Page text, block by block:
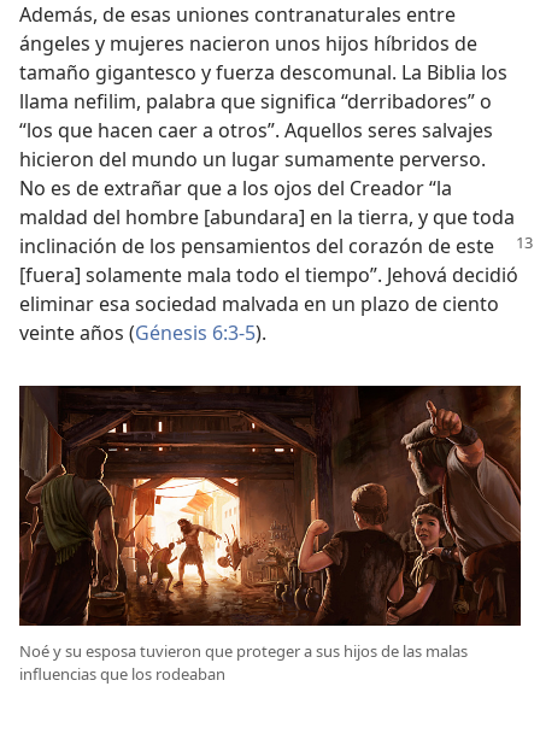
Además, de esas uniones contranaturales entre
ángeles y mujeres nacieron unos hijos híbridos de
tamaño gigantesco y fuerza descomunal. La Biblia los
llama nefilim, palabra que significa “derribadores” o
“los que hacen caer a otros”. Aquellos seres salvajes
hicieron del mundo un lugar sumamente perverso.
No es de extrañar que a los ojos del Creador “la
maldad del hombre [abundara] en la tierra, y que toda
inclinación de los pensamientos del corazón de este
[fuera] solamente mala todo el tiempo”. Jehová decidió
eliminar esa sociedad malvada en un plazo de ciento
veinte años (Génesis 6:3-5).
Noé y su esposa tuvieron que proteger a sus hijos de las malas
influencias que los rodeaban